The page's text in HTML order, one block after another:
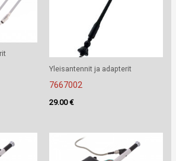
Yleisantennit ja adapterit
7667002
29.00€